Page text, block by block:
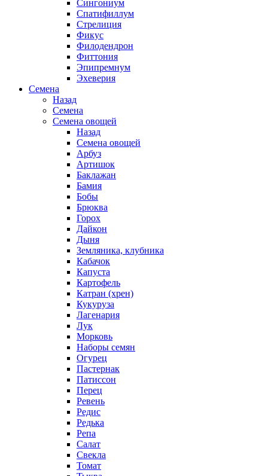
Сингониум
Спатифиллум
Стрелиция
Фикус
Филодендрон
Фиттония
Эпипремнум
Эхеверия
Семена
Назад
Семена
Семена овощей
Назад
Семена овощей
Арбуз
Артишок
Баклажан
Бамия
Бобы
Брюква
Горох
Дайкон
Дыня
Земляника, клубника
Кабачок
Капуста
Картофель
Катран (хрен)
Кукуруза
Лагенария
Лук
Морковь
Наборы семян
Огурец
Пастернак
Патиссон
Перец
Ревень
Редис
Редька
Репа
Салат
Свекла
Томат